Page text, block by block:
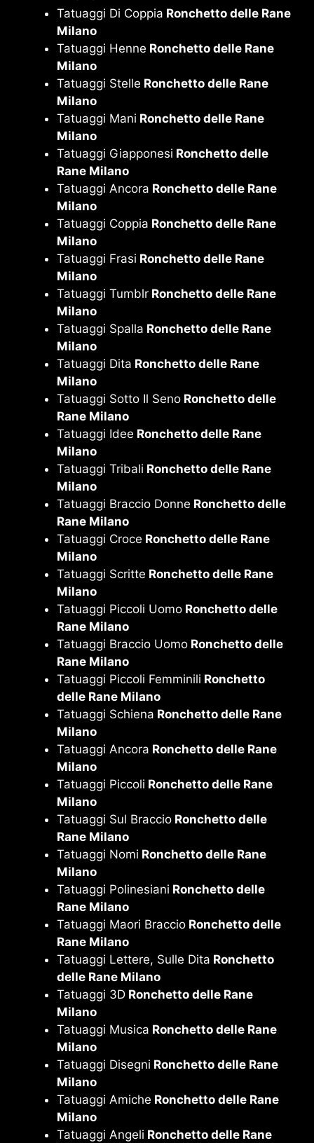
Tatuaggi Di Coppia Ronchetto delle Rane
Milano
Tatuaggi Henne Ronchetto delle Rane
Milano
Tatuaggi Stelle Ronchetto delle Rane
Milano
Tatuaggi Mani Ronchetto delle Rane
Milano
Tatuaggi Giapponesi Ronchetto delle
Rane Milano
Tatuaggi Ancora Ronchetto delle Rane
Milano
Tatuaggi Coppia Ronchetto delle Rane
Milano
Tatuaggi Frasi Ronchetto delle Rane
Milano
Tatuaggi Tumblr Ronchetto delle Rane
Milano
Tatuaggi Spalla Ronchetto delle Rane
Milano
Tatuaggi Dita Ronchetto delle Rane
Milano
Tatuaggi Sotto Il Seno Ronchetto delle
Rane Milano
Tatuaggi Idee Ronchetto delle Rane
Milano
Tatuaggi Tribali Ronchetto delle Rane
Milano
Tatuaggi Braccio Donne Ronchetto delle
Rane Milano
Tatuaggi Croce Ronchetto delle Rane
Milano
Tatuaggi Scritte Ronchetto delle Rane
Milano
Tatuaggi Piccoli Uomo Ronchetto delle
Rane Milano
Tatuaggi Braccio Uomo Ronchetto delle
Rane Milano
Tatuaggi Piccoli Femminili Ronchetto
delle Rane Milano
Tatuaggi Schiena Ronchetto delle Rane
Milano
Tatuaggi Ancora Ronchetto delle Rane
Milano
Tatuaggi Piccoli Ronchetto delle Rane
Milano
Tatuaggi Sul Braccio Ronchetto delle
Rane Milano
Tatuaggi Nomi Ronchetto delle Rane
Milano
Tatuaggi Polinesiani Ronchetto delle
Rane Milano
Tatuaggi Maori Braccio Ronchetto delle
Rane Milano
Tatuaggi Lettere, Sulle Dita Ronchetto
delle Rane Milano
Tatuaggi 3D Ronchetto delle Rane
Milano
Tatuaggi Musica Ronchetto delle Rane
Milano
Tatuaggi Disegni Ronchetto delle Rane
Milano
Tatuaggi Amiche Ronchetto delle Rane
Milano
Tatuaggi Angeli Ronchetto delle Rane